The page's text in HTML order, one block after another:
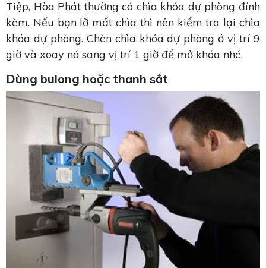
Tiệp, Hòa Phát thường có chìa khóa dự phòng đính
kèm. Nếu bạn lỡ mất chìa thì nên kiểm tra lại chìa
khóa dự phòng. Chèn chìa khóa dự phòng ở vị trí 9
giờ và xoay nó sang vị trí 1 giờ để mở khóa nhé.
Dùng bulong hoặc thanh sắt